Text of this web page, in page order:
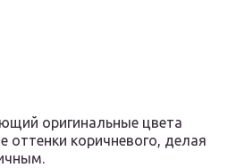
оригинальные цвета
коричневого, делая